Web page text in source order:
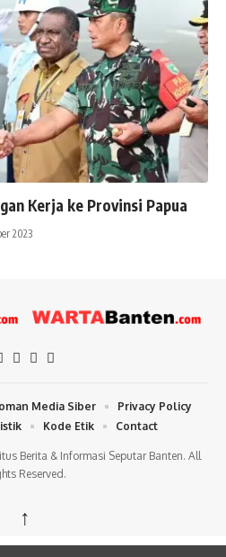
Kerja ke Provinsi Papua
2023
Berita & Informasi Seputar Banten. All
Reserved.
Media Siber
Privacy Policy
Kode Etik Contact
↑